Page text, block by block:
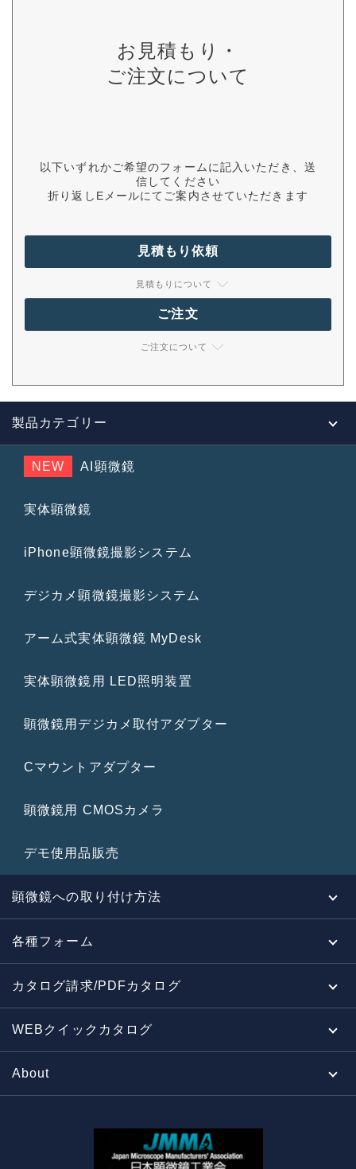
お見積もり・
ご注文について
以下いずれかご希望のフォームに記入いただき、送
信してください
折り返しEメールにてご案内させていただきます
見積もり依頼
見積もりについて
ご注文
ご注文について
製品カテゴリー
NEW AI顕微鏡
実体顕微鏡
iPhone顕微鏡撮影システム
デジカメ顕微鏡撮影システム
アーム式実体顕微鏡 MyDesk
実体顕微鏡用 LED照明装置
顕微鏡用デジカメ取付アダプター
Cマウントアダプター
顕微鏡用 CMOSカメラ
デモ使用品販売
顕微鏡への取り付け方法
各種フォーム
カタログ請求/PDFカタログ
WEBクイックカタログ
About